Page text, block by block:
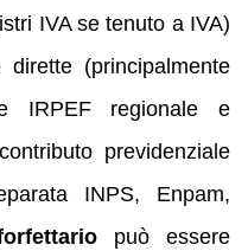
IVA se tenuto a IVA)
(principalmente
IRPEF regionale e
previdenziale
INPS, Enpam,
può essere